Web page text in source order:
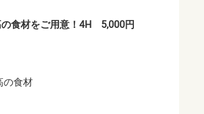
の食材をご用意！4H 5,000円
の食材